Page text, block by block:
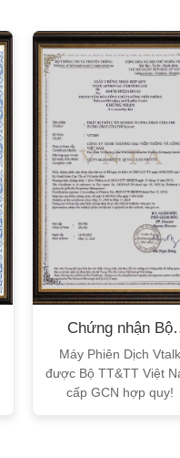
Chứng nhận Bộ
TT&TT
Máy Phiên Dịch
được Bộ TT&TT Việt
cấp GCN hợp quy!
XEM CHI TIẾT